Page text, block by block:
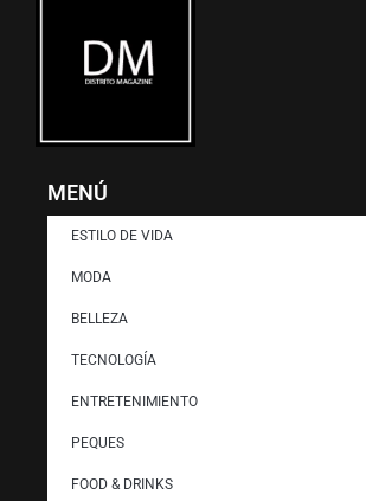
MENÚ
ESTILO DE VIDA
MODA
BELLEZA
TECNOLOGÍA
ENTRETENIMIENTO
PEQUES
FOOD & DRINKS